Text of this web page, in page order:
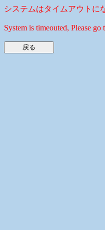
システムはタイムアウトに
System is timeouted, Please go